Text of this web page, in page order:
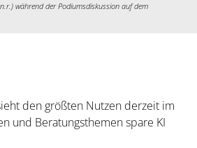
während der Podiumsdiskussion auf dem
den größten Nutzen derzeit im
und Beratungsthemen spare KI